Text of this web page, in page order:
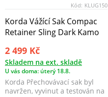
Kód: KLUG150
Korda Vážící Sak Compac
Retainer Sling Dark Kamo
2 499 Kč
Skladem na ext. skladě
U vás doma: úterý 18.8.
Korda Přechovávací sak byl
navržen, vyvinut a testován na